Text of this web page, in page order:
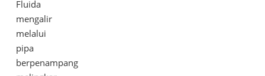
Fluida
mengalir
melalui
pipa
berpenampang